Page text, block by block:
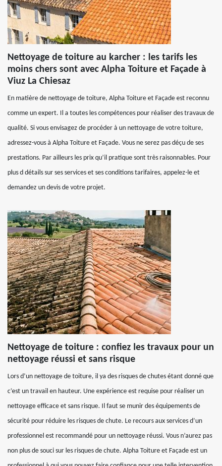
Nettoyage de toiture au karcher : les tarifs les
moins chers sont avec Alpha Toiture et Façade à
Viuz La Chiesaz
En matière de nettoyage de toiture, Alpha Toiture et Façade est reconnu
comme un expert. Il a toutes les compétences pour réaliser des travaux de
qualité. Si vous envisagez de procéder à un nettoyage de votre toiture,
adressez-vous à Alpha Toiture et Façade. Vous ne serez pas déçu de ses
prestations. Par ailleurs les prix qu’il pratique sont très raisonnables. Pour
plus d détails sur ses services et ses conditions tarifaires, appelez-le et
demandez un devis de votre projet.
Nettoyage de toiture : confiez les travaux pour un
nettoyage réussi et sans risque
Lors d’un nettoyage de toiture, il ya des risques de chutes étant donné que
c’est un travail en hauteur. Une expérience est requise pour réaliser un
nettoyage efficace et sans risque. Il faut se munir des équipements de
sécurité pour réduire les risques de chute. Le recours aux services d’un
professionnel est recommandé pour un nettoyage réussi. Vous n’aurez pas
non plus de souci sur les risques de chute. Alpha Toiture et Façade est un